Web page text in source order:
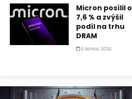
Micron posílil o
7,6 % a zvýšil
podíl na trhu
DRAM
5 SRPNA, 2026